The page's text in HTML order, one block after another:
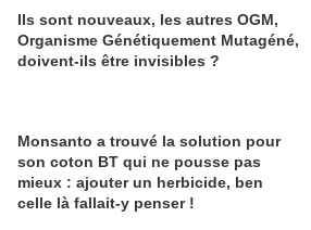
Ils sont nouveaux, les autres OGM,
Organisme Génétiquement Mutagéné,
doivent-ils être invisibles ?
Monsanto a trouvé la solution pour
son coton BT qui ne pousse pas
mieux : ajouter un herbicide, ben
celle là fallait-y penser !